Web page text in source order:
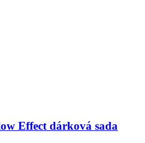
Effect dárková sada